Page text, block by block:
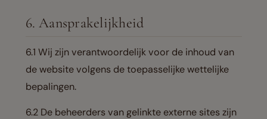
6. Aansprakelijkheid
6.1 Wij zijn verantwoordelijk voor de inhoud van
de website volgens de toepasselijke wettelijke
bepalingen.
6.2 De beheerders van gelinkte externe sites zijn